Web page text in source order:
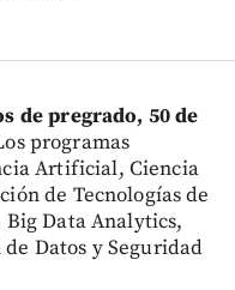
de pregrado, 50 de
programas
Artificial, Ciencia
de Tecnologías de
Data Analytics,
Datos y Seguridad